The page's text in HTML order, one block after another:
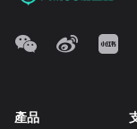
產品